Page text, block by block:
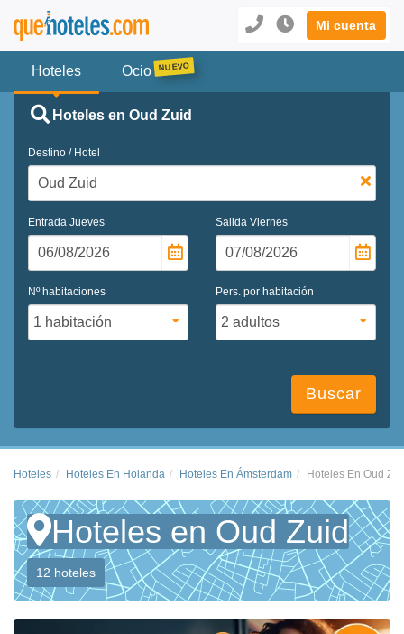
Mi cuenta
Hoteles Ocio
Hoteles en Oud Zuid
Destino / Hotel
Entrada Jueves Salida Viernes
Nº habitaciones Pers. por habitación
Buscar
Hoteles Hoteles En Holanda Hoteles En Ámsterdam Hoteles En Oud
Hoteles en Oud Zuid
12 hoteles